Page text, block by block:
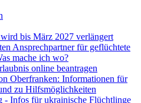
wird bis März 2027 verlängert
Ansprechpartner für geflüchtete
mache ich wo?
online beantragen
Oberfranken: Informationen für
zu Hilfsmöglichkeiten
- Infos für ukrainische Flüchtlinge